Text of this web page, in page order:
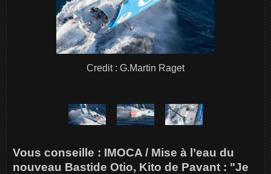
Credit : G.Martin Raget
Vous conseille : IMOCA / Mise à l’eau du
nouveau Bastide Otio, Kito de Pavant : "Je